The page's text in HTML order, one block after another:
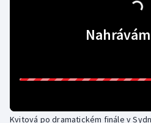
Motorsport
Kvitová po dramatickém finále v